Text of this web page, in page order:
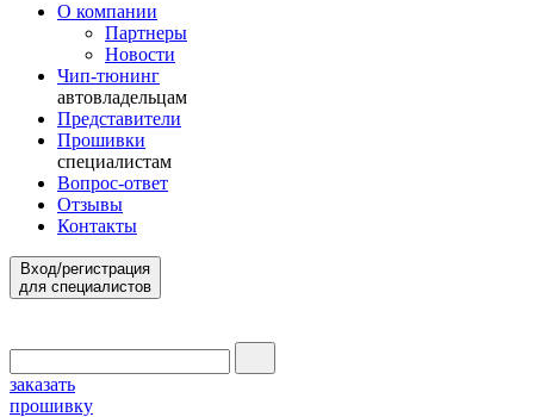
О компании
Партнеры
Новости
Чип-тюнинг
автовладельцам
Представители
Прошивки
специалистам
Вопрос-ответ
Отзывы
Контакты
Вход/регистрация
для специалистов
заказать
прошивку